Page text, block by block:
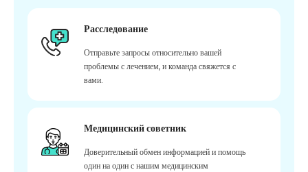
Расследование
Отправьте запросы относительно вашей
проблемы с лечением, и команда свяжется с
вами.
Медицинский советник
Доверительный обмен информацией и помощь
один на один с нашим медицинским